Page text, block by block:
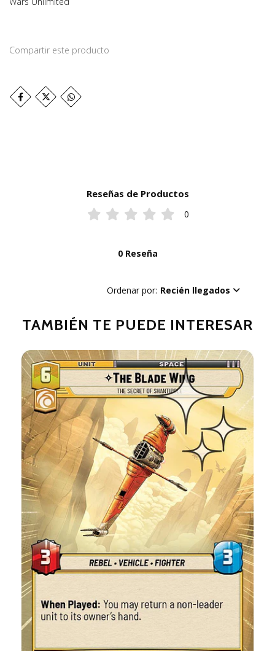
Compartir este producto
Reseñas de Productos
0
0 Reseña
Ordenar por: Recién llegados
TAMBIÉN TE PUEDE INTERESAR